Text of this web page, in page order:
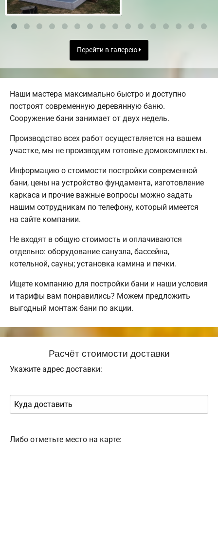
Перейти в галерею
Наши мастера максимально быстро и доступно
построят современную деревянную баню.
Сооружение бани занимает от двух недель.
Производство всех работ осуществляется на вашем
участке, мы не производим готовые домокомплекты.
Информацию о стоимости постройки современной
бани, цены на устройство фундамента, изготовление
каркаса и прочие важные вопросы можно задать
нашим сотрудникам по телефону, который имеется
на сайте компании.
Не входят в общую стоимость и оплачиваются
отдельно: оборудование санузла, бассейна,
котельной, сауны; установка камина и печки.
Ищете компанию для постройки бани и наши условия
и тарифы вам понравились? Можем предложить
выгодный монтаж бани по акции.
Расчёт стоимости доставки
Укажите адрес доставки:
Либо отметьте место на карте: